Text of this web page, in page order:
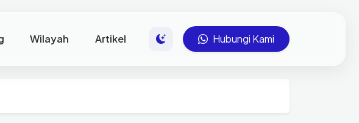
Wilayah Artikel Hubungi Kami